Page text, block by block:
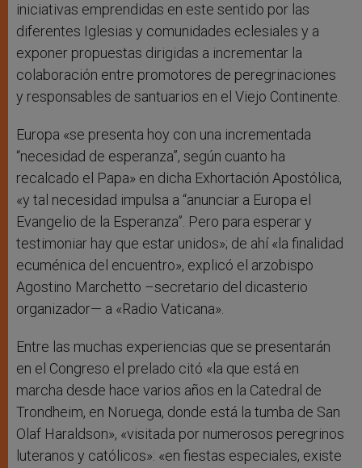
iniciativas emprendidas en este sentido por las
diferentes Iglesias y comunidades eclesiales y a
exponer propuestas dirigidas a incrementar la
colaboración entre promotores de peregrinaciones
y responsables de santuarios en el Viejo Continente.
Europa «se presenta hoy con una incrementada
“necesidad de esperanza”, según cuanto ha
recalcado el Papa» en dicha Exhortación Apostólica,
«y tal necesidad impulsa a “anunciar a Europa el
Evangelio de la Esperanza”. Pero para esperar y
testimoniar hay que estar unidos»; de ahí «la finalidad
ecuménica del encuentro», explicó el arzobispo
Agostino Marchetto –secretario del dicasterio
organizador— a «Radio Vaticana».
Entre las muchas experiencias que se presentarán
en el Congreso el prelado citó «la que está en
marcha desde hace varios años en la Catedral de
Trondheim, en Noruega, donde está la tumba de San
Olaf Haraldson», «visitada por numerosos peregrinos
luteranos y católicos»: «en fiestas especiales, existe